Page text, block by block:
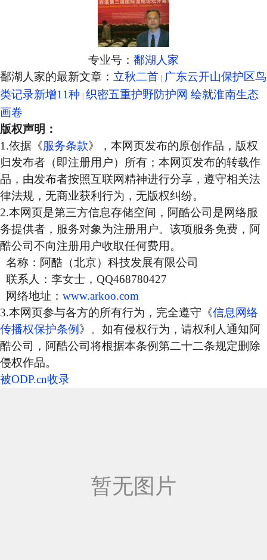
专业号： 鄱湖人家
鄱湖人家的最新文章： 立秋二首 广东云开山保护区鸟
类记录新增11种 织密五重护野防护网 绘就淮南生态
画卷
版权声明：
1.依据《服务条款》，本网页发布的原创作品，版权
归发布者（即注册用户）所有；本网页发布的转载作
品，由发布者按照互联网精神进行分享，遵守相关法
律法规，无商业获利行为，无版权纠纷。
2.本网页是第三方信息存储空间，阿酷公司是网络服
务提供者，服务对象为注册用户。该项服务免费，阿
酷公司不向注册用户收取任何费用。
名称：阿酷（北京）科技发展有限公司
联系人：李女士，QQ468780427
网络地址： www.arkoo.com
3.本网页参与各方的所有行为，完全遵守《信息网络
传播权保护条例》。如有侵权行为，请权利人通知阿
酷公司，阿酷公司将根据本条例第二十二条规定删除
侵权作品。
被ODP.cn收录